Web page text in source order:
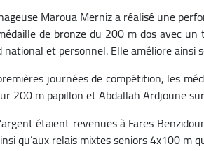
Maroua Merniz a réalisé une
de bronze du 200 m dos avec
et personnel. Elle améliore ainsi
journées de compétition, les
200 m papillon et Abdallah Ardjoune
étaient revenues à Fares
qu’aux relais mixtes seniors 4x100 m